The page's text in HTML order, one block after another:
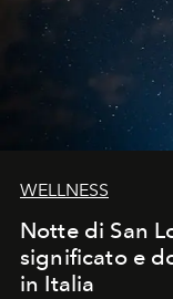
WELLNESS
Notte di San
significato e
in Italia